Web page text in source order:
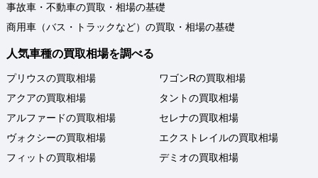
事故車・不動車の買取・相場の基礎
商用車（バス・トラックなど）の買取・相場の基礎
人気車種の買取相場を調べる
プリウスの買取相場
アクアの買取相場
アルファードの買取相場
ヴォクシーの買取相場
フィットの買取相場
ワゴンRの買取相場
タントの買取相場
セレナの買取相場
エクストレイルの買取相場
デミオの買取相場